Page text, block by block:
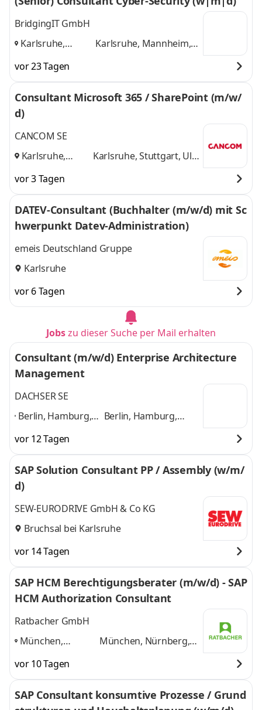
BridgingIT GmbH
Karlsruhe,
Stuttgart,
Karlsruhe, Mannheim,
vor 23 Tagen
Consultant Microsoft 365 / SharePoint (m/w/
d)
CANCOM SE
Karlsruhe,
Karlsruhe, Stuttgart, Ulm
vor 3 Tagen
DATEV-Consultant (Buchhalter (m/w/d) mit Sc
hwerpunkt Datev-Administration)
emeis Deutschland Gruppe
Karlsruhe
vor 6 Tagen
Jobszu dieser Suche per Mail erhalten
Consultant (m/w/d) Enterprise Architecture
Management
DACHSER SE
Berlin, Hamburg,
Frankfurt a. M.,
Stuttgart, Dresden,
Dortmund,
Kempten,
Berlin, Hamburg,
Stuttgart, Dresden,
Dortmund, Kempten,
vor 12 Tagen
SAP Solution Consultant PP / Assembly (w/m/
d)
SEW-EURODRIVE GmbH & Co KG
Bruchsal bei Karlsruhe
vor 14 Tagen
SAP HCM Berechtigungsberater (m/w/d) - SAP
HCM Authorization Consultant
Ratbacher GmbH
München,
Hamburg, Köln,
Karlsruhe,
München, Nürnberg,
weitere
vor 10 Tagen
SAP Consultant konsumtive Prozesse / Grund